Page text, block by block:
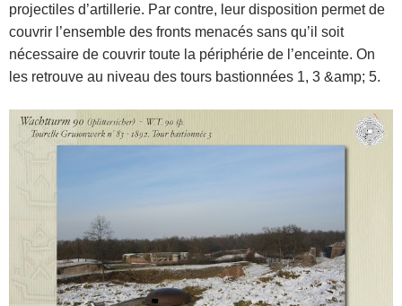
projectiles d’artillerie. Par contre, leur disposition permet de
couvrir l’ensemble des fronts menacés sans qu’il soit
nécessaire de couvrir toute la périphérie de l’enceinte. On
les retrouve au niveau des tours bastionnées 1, 3 &amp; 5.